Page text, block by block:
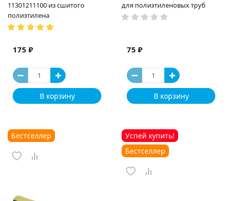
11301211100 из сшитого
полиэтилена
175 ₽
В корзину
для полиэтиленовых труб
75 ₽
В корзину
Бестселлер
Успей купить!
Бестселлер